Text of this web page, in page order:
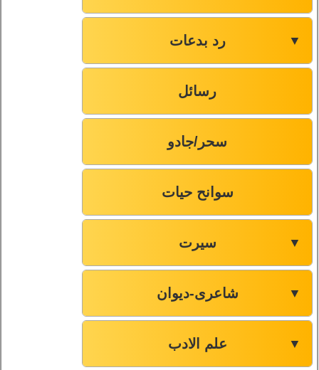
رد بدعات ▼
رسائل
سحر/جادو
سوانح حیات
سیرت ▼
شاعری-دیوان ▼
علم الادب ▼